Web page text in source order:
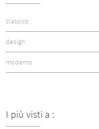
classico
design
moderno
I più visti a :